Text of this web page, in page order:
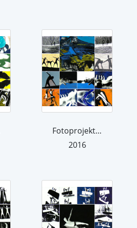
Fotoprojektion 9
2016